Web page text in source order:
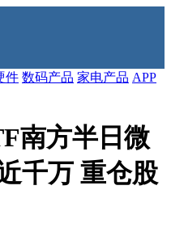
件 数码产品 家电产品 APP
南方半日微
千万 重仓股